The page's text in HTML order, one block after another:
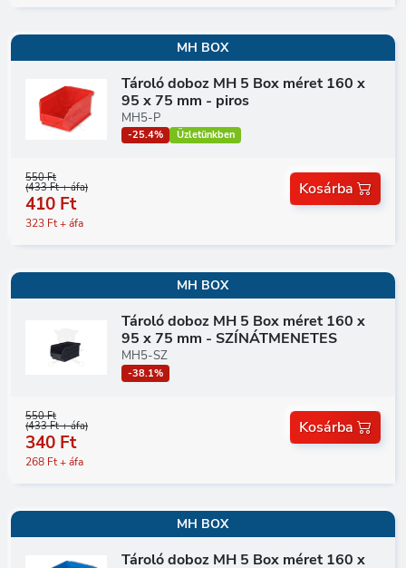
MH BOX
Tároló doboz MH 5 Box méret 160 x
95 x 75 mm - piros
MH5-P
-25.4% Üzletünkben
550 Ft
(433 Ft + áfa)
410 Ft
323 Ft + áfa
Kosárba
MH BOX
Tároló doboz MH 5 Box méret 160 x
95 x 75 mm - SZÍNÁTMENETES
MH5-SZ
-38.1%
550 Ft
(433 Ft + áfa)
340 Ft
268 Ft + áfa
Kosárba
MH BOX
Tároló doboz MH 5 Box méret 160 x